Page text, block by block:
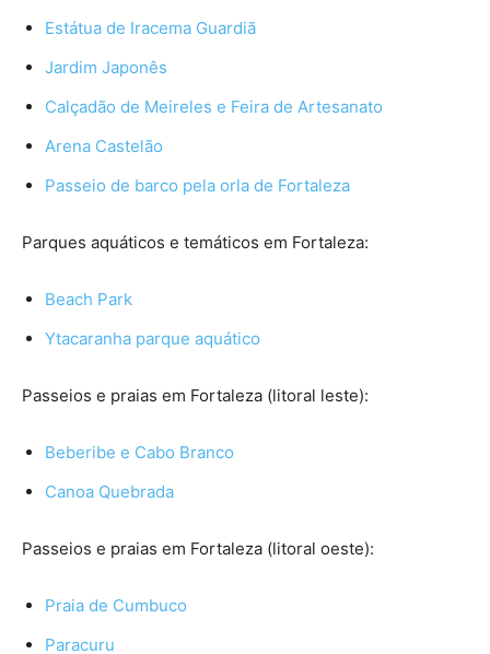
Estátua de Iracema Guardiã
Jardim Japonês
Calçadão de Meireles e Feira de Artesanato
Arena Castelão
Passeio de barco pela orla de Fortaleza
Parques aquáticos e temáticos em Fortaleza:
Beach Park
Ytacaranha parque aquático
Passeios e praias em Fortaleza (litoral leste):
Beberibe e Cabo Branco
Canoa Quebrada
Passeios e praias em Fortaleza (litoral oeste):
Praia de Cumbuco
Paracuru